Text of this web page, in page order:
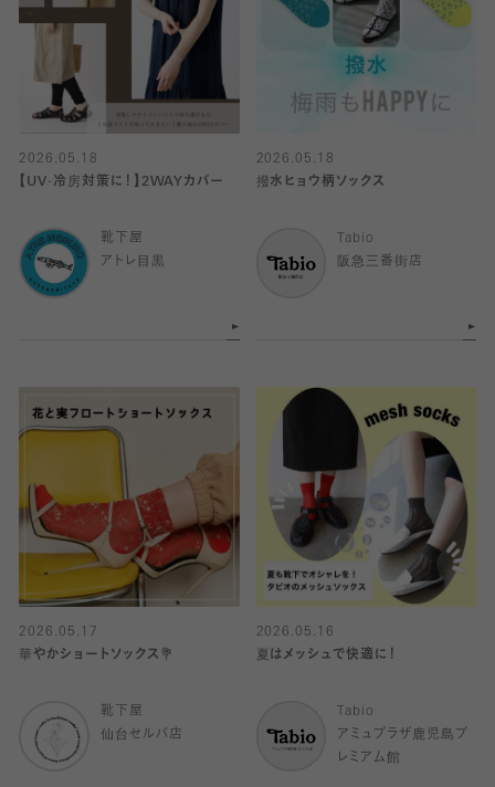
2026.05.18
【UV·冷房対策に！】2WAYカバー
靴下屋
アトレ目黒
2026.05.18
撥水ヒョウ柄ソックス
Tabio
阪急三番街店
2026.05.17
華やかショートソックス💐
靴下屋
仙台セルバ店
2026.05.16
夏はメッシュで快適に！
Tabio
アミュプラザ鹿児島プ
レミアム館